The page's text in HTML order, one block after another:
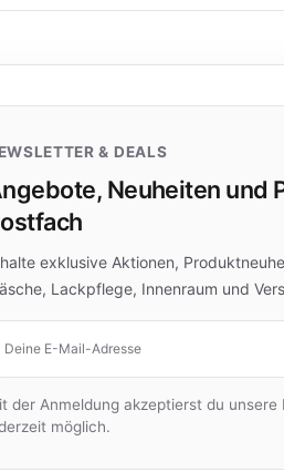
& DEALS
Neuheiten und
exklusive Aktionen,
Lackpflege, Innenraum und
Adresse
der Anmeldung akzeptierst du
möglich.